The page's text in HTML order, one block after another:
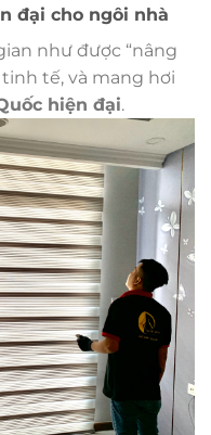
đại cho ngôi nhà
như được “nâng
tế, và mang hơi
hiện đại.